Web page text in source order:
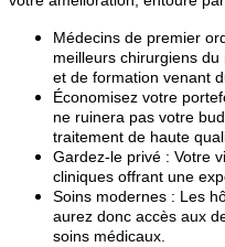
Médecins de premier
meilleurs chirurgiens
et de formation venant
Économisez votre
ne ruinera pas votre
traitement de haute
Gardez-le privé : Votre
cliniques offrant une
Soins modernes : Les
aurez donc accès aux
soins médicaux.